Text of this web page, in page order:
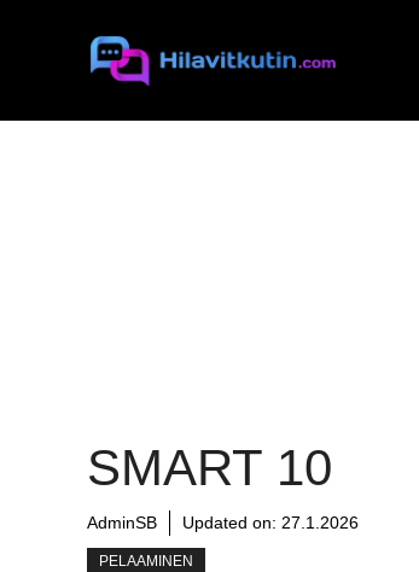
SMART 10
AdminSB Updated on: 27.1.2026
PELAAMINEN